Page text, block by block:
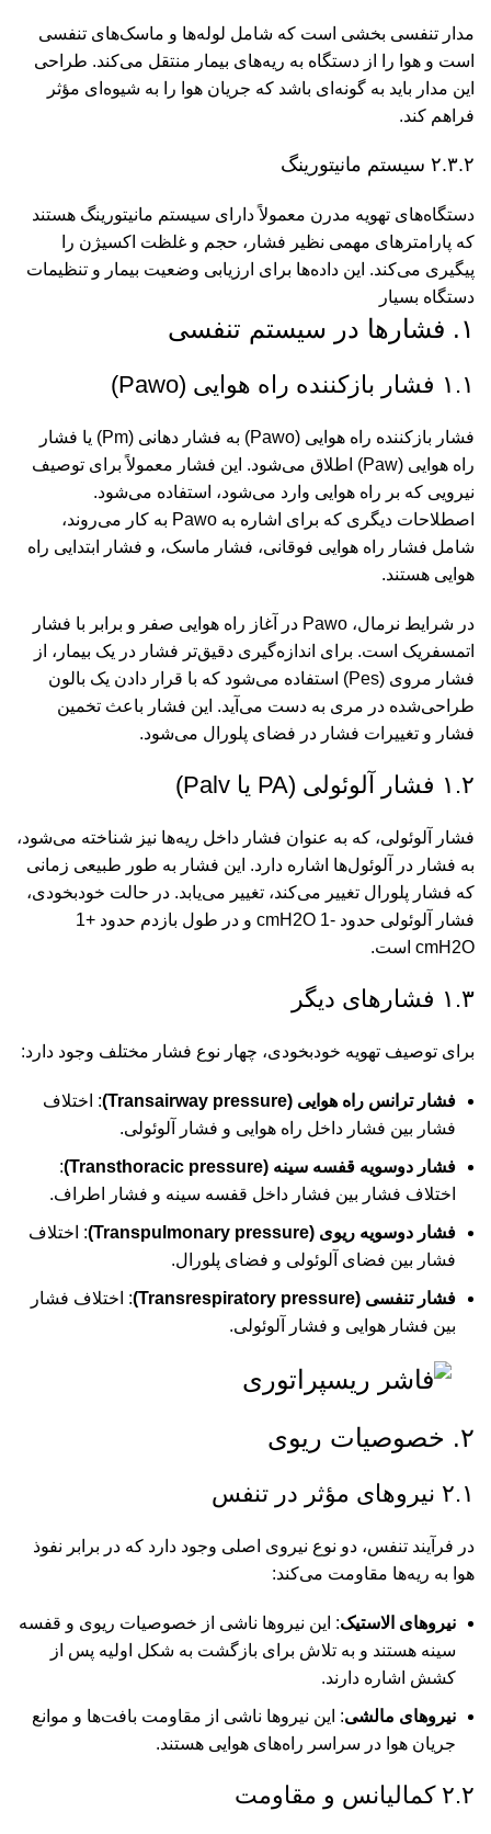
مدار تنفسی بخشی است که شامل لوله‌ها و ماسک‌های تنفسی
است و هوا را از دستگاه به ریه‌های بیمار منتقل می‌کند. طراحی
این مدار باید به گونه‌ای باشد که جریان هوا را به شیوه‌ای مؤثر
فراهم کند.
۲.۳.۲ سیستم مانیتورینگ
دستگاه‌های تهویه مدرن معمولاً دارای سیستم مانیتورینگ هستند
که پارامترهای مهمی نظیر فشار، حجم و غلظت اکسیژن را
پیگیری می‌کند. این داده‌ها برای ارزیابی وضعیت بیمار و تنظیمات
دستگاه بسیار
۱. فشارها در سیستم تنفسی
۱.۱ فشار بازکننده راه هوایی (Pawo)
فشار بازکننده راه هوایی (Pawo) به فشار دهانی (Pm) یا فشار
راه هوایی (Paw) اطلاق می‌شود. این فشار معمولاً برای توصیف
نیرویی که بر راه هوایی وارد می‌شود، استفاده می‌شود.
اصطلاحات دیگری که برای اشاره به Pawo به کار می‌روند،
شامل فشار راه هوایی فوقانی، فشار ماسک، و فشار ابتدایی راه
هوایی هستند.
در شرایط نرمال، Pawo در آغاز راه هوایی صفر و برابر با فشار
اتمسفریک است. برای اندازه‌گیری دقیق‌تر فشار در یک بیمار، از
فشار مروى (Pes) استفاده می‌شود که با قرار دادن یک بالون
طراحی‌شده در مری به دست می‌آید. این فشار باعث تخمین
فشار و تغییرات فشار در فضای پلورال می‌شود.
۱.۲ فشار آلوئولی (PA یا Palv)
فشار آلوئولی، که به عنوان فشار داخل ریه‌ها نیز شناخته می‌شود،
به فشار در آلوئول‌ها اشاره دارد. این فشار به طور طبیعی زمانی
که فشار پلورال تغییر می‌کند، تغییر می‌یابد. در حالت خودبخودی،
فشار آلوئولی حدود -1 cmH2O و در طول بازدم حدود +1
cmH2O است.
۱.۳ فشارهای دیگر
برای توصیف تهویه خودبخودی، چهار نوع فشار مختلف وجود دارد:
فشار ترانس راه هوایی (Transairway pressure)
: اختلاف
فشار بین فشار داخل راه هوایی و فشار آلوئولی.
فشار دوسویه قفسه سینه (Transthoracic pressure)
:
اختلاف فشار بین فشار داخل قفسه سینه و فشار اطراف.
فشار دوسویه ریوی (Transpulmonary pressure)
: اختلاف
فشار بین فضای آلوئولی و فضای پلورال.
فشار تنفسی (Transrespiratory pressure)
: اختلاف فشار
بین فشار هوایی و فشار آلوئولی.
۲. خصوصیات ریوی
۲.۱ نیروهای مؤثر در تنفس
در فرآیند تنفس، دو نوع نیروی اصلی وجود دارد که در برابر نفوذ
هوا به ریه‌ها مقاومت می‌کند:
نیروهای الاستیک: این نیروها ناشی از خصوصیات ریوی و قفسه
سینه هستند و به تلاش برای بازگشت به شکل اولیه پس از
کشش اشاره دارند.
نیروهای مالشی: این نیروها ناشی از مقاومت بافت‌ها و موانع
جریان هوا در سراسر راه‌های هوایی هستند.
۲.۲ کمالیانس و مقاومت